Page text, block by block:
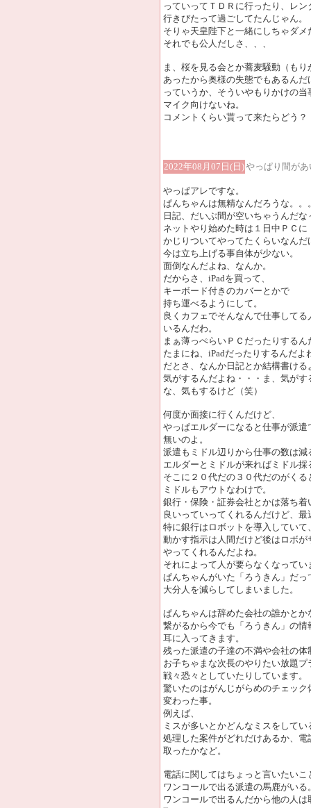
っていってＴＤＲに行ったり、レン
行きびたって過ごしてたんじゃん。
そりゃ天皇陛下と一緒にしちゃダメ
それでも公人だしさ、、、
ま、桜を見る会とか蕎麦騒動（もり
あったから奥様の失態でもあるんだ
っていうか、そういやもりかけの当
マイク向けないね。
コメントくらい貰って来たらどう？
2022年08月07日(日)やっぱり間が
やっぱアレですな。
ぱんちゃんは無精なんだろうな。。
日記、だいぶ間が空いちゃうんだな
ネットやり始めた時は１日中ＰＣに
かじりついてやってたくらいなんだ
今は立ち上げる事自体が少ない。
面倒なんだよね、なんか。
だからさ、iPadを買って、
キーボード付きのカバーとかで
持ち運べるようにして。
良くカフェでそんなんで仕事してる
いるんだわ。
まぁ薄っぺらいＰＣだったりするん
たまにね、iPadだったりするんだよ
だとさ、なんか日記とか結構書ける
気がするんだよね・・・ま、気がす
な、気もするけど（笑）
何度か面接に行くんだけど、
やっぱエルダーになると仕事が派遣
無いのよ。
派遣もミドル辺りから仕事の数は減
エルダーとミドルが来ればミドル採
そこに２０代だの３０代だのがくる
ミドルもアウトなわけで。
銀行・保険・証券会社とかは落ち着
良いっていってくれるんだけど、最
特に銀行はロボットを導入していて
動かす指示は人間だけど後はロボが
やってくれるんだよね。
それによって人が要らなくなってい
ぱんちゃんがいた「ろうきん」だっ
大分人を減らしてしまいました。
ぱんちゃんは辞めた会社の誰かとか
繋がるから今でも「ろうきん」の情
耳に入ってきます。
残った派遣の子達の不満や会社の体
お子ちゃまな次長のやりたい放題プ
戦々恐々としていたりしています。
驚いたのはがんじがらめのチェック
変わった事。
例えば、
ミスが多いとかどんなミスをしてい
処理した案件がどれだけあるか、電
取ったかなど。
電話に関してはちょっと言いたいこ
ワンコールで出る派遣の馬鹿がいる
ワンコールで出るんだから他の人は